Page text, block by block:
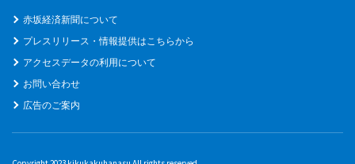
赤坂経済新聞について
プレスリリース・情報提供はこちらから
アクセスデータの利用について
お問い合わせ
広告のご案内